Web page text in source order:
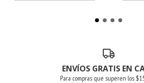
ENVÍOS GRATIS EN
Para compras que superen los